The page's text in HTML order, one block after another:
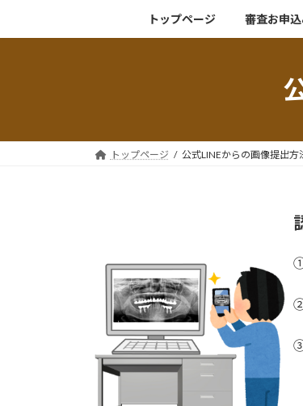
キ
に
トップページ 審査お申
トップページ 公式LINEからの画像提出方